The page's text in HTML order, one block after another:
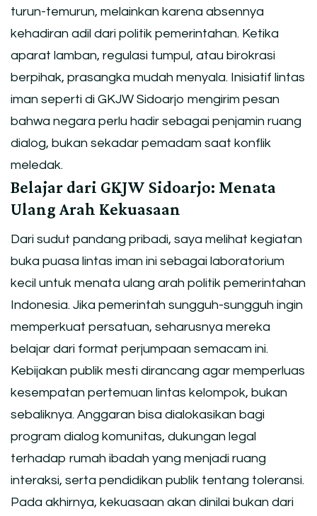
turun-temurun, melainkan karena absennya
kehadiran adil dari politik pemerintahan. Ketika
aparat lamban, regulasi tumpul, atau birokrasi
berpihak, prasangka mudah menyala. Inisiatif lintas
iman seperti di GKJW Sidoarjo mengirim pesan
bahwa negara perlu hadir sebagai penjamin ruang
dialog, bukan sekadar pemadam saat konflik
meledak.
Belajar dari GKJW Sidoarjo: Menata
Ulang Arah Kekuasaan
Dari sudut pandang pribadi, saya melihat kegiatan
buka puasa lintas iman ini sebagai laboratorium
kecil untuk menata ulang arah politik pemerintahan
Indonesia. Jika pemerintah sungguh-sungguh ingin
memperkuat persatuan, seharusnya mereka
belajar dari format perjumpaan semacam ini.
Kebijakan publik mesti dirancang agar memperluas
kesempatan pertemuan lintas kelompok, bukan
sebaliknya. Anggaran bisa dialokasikan bagi
program dialog komunitas, dukungan legal
terhadap rumah ibadah yang menjadi ruang
interaksi, serta pendidikan publik tentang toleransi.
Pada akhirnya, kekuasaan akan dinilai bukan dari